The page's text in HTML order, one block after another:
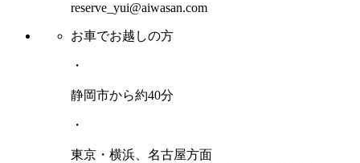
reserve_yui@aiwasan.com
お車でお越しの方
・
静岡市から約40分
・
東京・横浜、名古屋方面